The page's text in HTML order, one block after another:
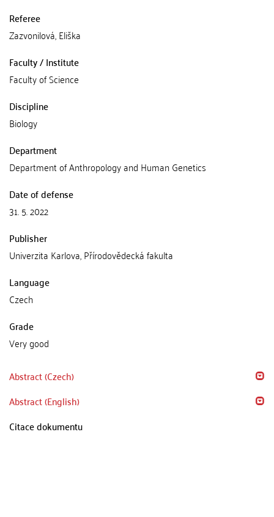
Referee
Zazvonilová, Eliška
Faculty / Institute
Faculty of Science
Discipline
Biology
Department
Department of Anthropology and Human Genetics
Date of defense
31. 5. 2022
Publisher
Univerzita Karlova, Přírodovědecká fakulta
Language
Czech
Grade
Very good
Abstract (Czech)
Abstract (English)
Citace dokumentu